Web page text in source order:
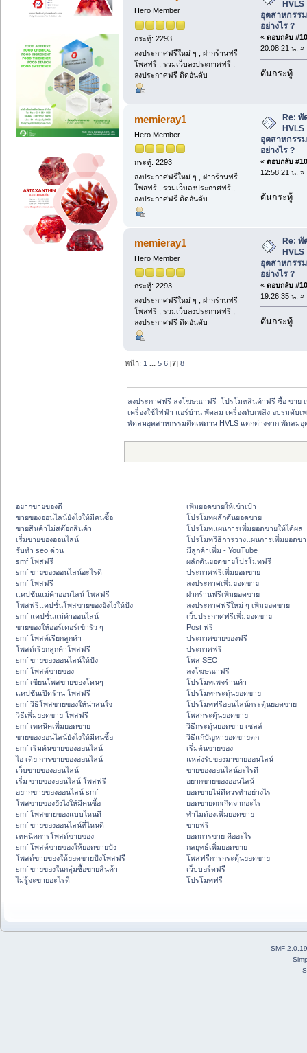
Hero Member
กระทู้: 2293
ลงประกาศฟรีใหม่ ๆ , ฝากร้านฟรี
โพสฟรี , รวมเว็บลงประกาศฟรี ,
ลงประกาศฟรี ติดอันดับ
อุตสาหกรร
อย่างไร ?
« ตอบกลับ
20:08:21 น. »
ดันกระทู้
memieray1
Hero Member
กระทู้: 2293
ลงประกาศฟรีใหม่ ๆ , ฝากร้านฟรี
โพสฟรี , รวมเว็บลงประกาศฟรี ,
ลงประกาศฟรี ติดอันดับ
Re: พั
อุตสาหกรร
อย่างไร ?
« ตอบกลับ
12:58:21 น. »
ดันกระทู้
memieray1
Hero Member
กระทู้: 2293
ลงประกาศฟรีใหม่ ๆ , ฝากร้านฟรี
โพสฟรี , รวมเว็บลงประกาศฟรี ,
ลงประกาศฟรี ติดอันดับ
Re: พั
อุตสาหกรร
อย่างไร ?
« ตอบกลับ
19:26:35 น. »
ดันกระทู้
หน้า: 1 ...5 6 [7]8
ลงประกาศฟรี ลงโฆษณาฟรี  โปรโมทสินค้าฟรี ซื้อ ขาย
เครื่องใช้ไฟฟ้า แอร์บ้าน พัดลม เครื่องดับเพลิง อบรมดับเ
พัดลมอุตสาหกรรมติดเพดาน HVLS แตกต่างจาก พัดลมอุ
อยากขายของดี
ขายของออนไลน์ยังไงให้มีคนซื้อ
ขายสินค้าไม่สต๊อกสินค้า
เริ่มขายของออนไลน์
รับทำ seo ด่วน
smf โพสฟรี
smf ขายของออนไลน์อะไรดี
smf โพสฟรี
แคปชั่นแม่ค้าออนไลน์ โพสฟรี
โพสฟรีแคปชั่นโพสขายของยังไงให้ปัง
smf แคปชั่นแม่ค้าออนไลน์
ขายของให้ออร์เดอร์เข้ารัว ๆ
smf โพสต์เรียกลูกค้า
โพสต์เรียกลูกค้าโพสฟรี
smf ขายของออนไลน์ให้ปัง
smf โพสต์ขายของ
smf เขียนโพสขายของโดนๆ
แคปชั่นเปิดร้าน โพสฟรี
smf วิธีโพสขายของให้น่าสนใจ
วิธีเพิ่มยอดขาย โพสฟรี
smf เทคนิคเพิ่มยอดขาย
ขายของออนไลน์ยังไงให้มีคนซื้อ
smf เริ่มต้นขายของออนไลน์
ไอ เดีย การขายของออนไลน์
เว็บขายของออนไลน์
เริ่ม ขายของออนไลน์ โพสฟรี
อยากขายของออนไลน์ smf
โพสขายของยังไงให้มีคนซื้อ
smf โพสขายของแบบไหนดี
smf ขายของออนไลน์ที่ไหนดี
เทคนิคการโพสต์ขายของ
smf โพสต์ขายของให้ยอดขายปัง
โพสต์ขายของให้ยอดขายปังโพสฟรี
smf ขายของในกลุ่มซื้อขายสินค้า
ไม่รู้จะขายอะไรดี
เพิ่มยอดขายให้เข้าเป้า
โปรโมทผลักดันยอดขาย
โปรโมทแผนการเพิ่มยอดขายให้ได้ผล
โปรโมทวิธีการวางแผนการเพิ่มยอดข
มีลูกค้าเพิ่ม - YouTube
ผลักดันยอดขายโปรโมทฟรี
ประกาศฟรีเพิ่มยอดขาย
ลงประกาศเพิ่มยอดขาย
ฝากร้านฟรีเพิ่มยอดขาย
ลงประกาศฟรีใหม่ ๆ เพิ่มยอดขาย
เว็บประกาศฟรีเพิ่มยอดขาย
Post ฟรี
ประกาศขายของฟรี
ประกาศฟรี
โพส SEO
ลงโฆษณาฟรี
โปรโมทเพจร้านค้า
โปรโมทกระตุ้นยอดขาย
โปรโมทฟรีออนไลน์กระตุ้นยอดขาย
โพสกระตุ้นยอดขาย
วิธีกระตุ้นยอดขาย เซลล์
วิธีแก้ปัญหายอดขายตก
เริ่มต้นขายของ
แหล่งรับของมาขายออนไลน์
ขายของออนไลน์อะไรดี
อยากขายของออนไลน์
ยอดขายไม่ดีควรทำอย่างไร
ยอดขายตกเกิดจากอะไร
ทำไมต้องเพิ่มยอดขาย
ขายฟรี
ยอดการขาย คืออะไร
กลยุทธ์เพิ่มยอดขาย
โพสฟรีการกระตุ้นยอดขาย
เว็บบอร์ดฟรี
โปรโมทฟรี
SMF 2.0.19